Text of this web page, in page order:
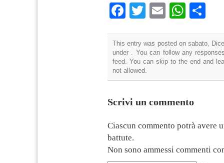
Facebook
TwitterEmail
This entry was posted on sabato,
under . You can follow any
feed. You can skip to the end and
not allowed.
Scrivi un commento
Ciascun commento potrà avere
battute.
Non sono ammessi commenti